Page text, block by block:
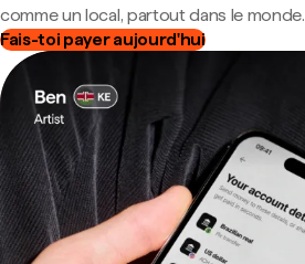
comme un local, partout dans le monde.
Fais-toi payer aujourd'hui